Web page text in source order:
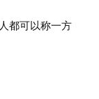
都可以称一方